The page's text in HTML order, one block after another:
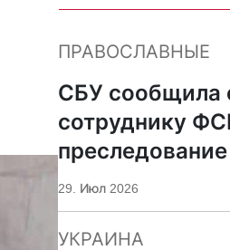
ПРАВОСЛАВНЫЕ
СБУ сообщила
сотруднику
ПЦУ
29. Июл 2026
УКРАИНА